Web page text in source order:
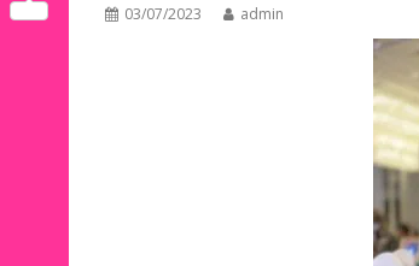
03/07/2023 admin
e
e
S